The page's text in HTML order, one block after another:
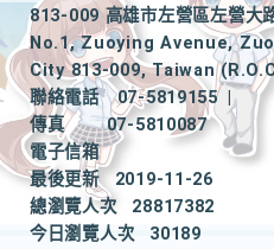
813-009 高雄市左營區左營大
No.1, Zuoying Avenue,
City 813-009, Taiwan
聯絡電話
07-5819155
|
傳真
07-5810087
電子信箱
最後更新
2019-11-26
總瀏覽人次
28817382
今日瀏覽人次
30189